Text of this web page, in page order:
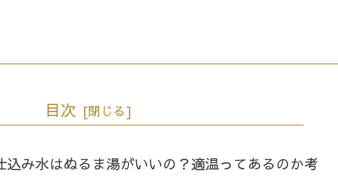
目次
み水はぬるま湯がいいの？適温ってあるのか考